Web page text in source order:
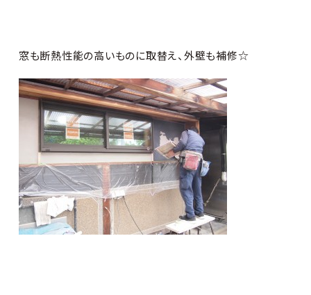
窓も断熱性能の高いものに取替え、外壁も補修☆